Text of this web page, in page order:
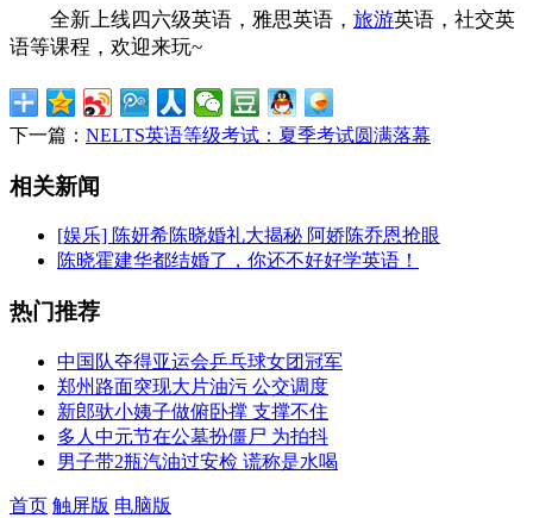
全新上线四六级英语，雅思英语， 旅游英语，社交英
语等课程，欢迎来玩~
下一篇： NELTS英语等级考试：夏季考试圆满落幕
相关新闻
[娱乐] 陈妍希陈晓婚礼大揭秘 阿娇陈乔恩抢眼
陈晓霍建华都结婚了，你还不好好学英语！
热门推荐
中国队夺得亚运会乒乓球女团冠军
郑州路面突现大片油污 公交调度
新郎驮小姨子做俯卧撑 支撑不住
多人中元节在公墓扮僵尸 为拍抖
男子带2瓶汽油过安检 谎称是水喝
首页 触屏版 电脑版